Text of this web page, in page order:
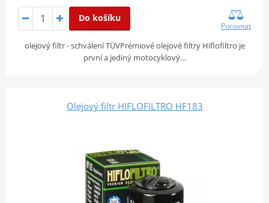
Do košíku
Porovnat
olejový filtr - schválení TÜVPrémiové olejové filtry Hiflofiltro je
první a jediný motocyklový…
Olejový filtr HIFLOFILTRO HF183